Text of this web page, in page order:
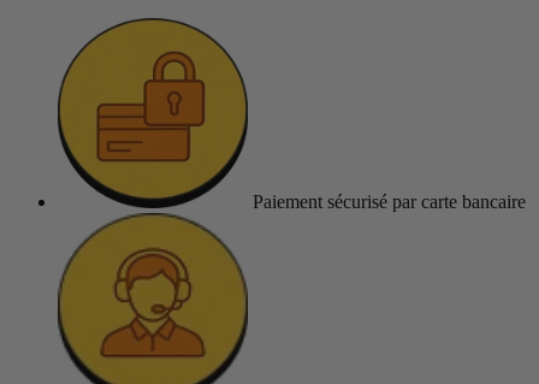
Paiement sécurisé par carte bancaire